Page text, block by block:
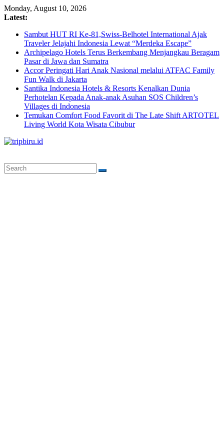
Skip
to
Monday, August 10, 2026
Latest:
Sambut HUT RI Ke-81,Swiss-Belhotel International Ajak
Traveler Jelajahi Indonesia Lewat “Merdeka Escape”
Archipelago Hotels Terus Berkembang Menjangkau Beragam
Pasar di Jawa dan Sumatra
Accor Peringati Hari Anak Nasional melalui ATFAC Family
Fun Walk di Jakarta
Santika Indonesia Hotels & Resorts Kenalkan Dunia
Perhotelan Kepada Anak-anak Asuhan SOS Children’s
Villages di Indonesia
Temukan Comfort Food Favorit di The Late Shift ARTOTEL
Living World Kota Wisata Cibubur